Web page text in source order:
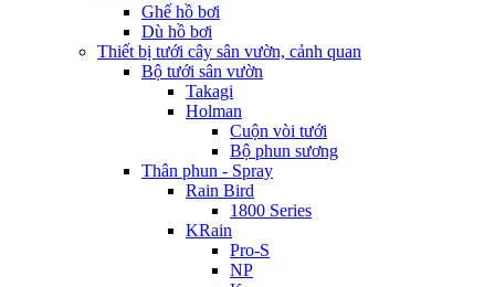
Ghế hồ bơi
Dù hồ bơi
Thiết bị tưới cây sân vườn, cảnh quan
Bộ tưới sân vườn
Takagi
Holman
Cuộn vòi tưới
Bộ phun sương
Thân phun - Spray
Rain Bird
1800 Series
KRain
Pro-S
NP